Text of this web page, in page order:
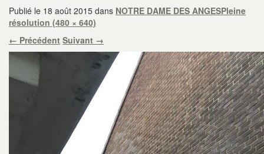
Publié le 18 août 2015 dans NOTRE DAME DES ANGESPleine
résolution (480 × 640)
← Précédent Suivant →